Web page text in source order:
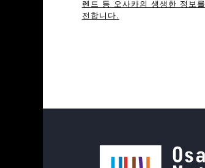
렌드 등 오사카의 생생한 정보를
전합니다.